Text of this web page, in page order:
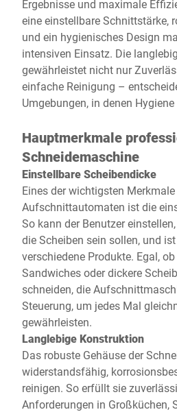
Ergebnisse und maximale
eine einstellbare Schnittstärke,
und ein hygienisches Design
intensiven Einsatz. Die
gewährleistet nicht nur
einfache Reinigung –
Umgebungen, in denen
Hauptmerkmale
Schneidemaschine
Einstellbare Scheibendicke
Eines der wichtigsten
Aufschnittautomaten ist die
So kann der Benutzer
die Scheiben sein sollen, und
verschiedene Produkte. Egal,
Sandwiches oder dickere
schneiden, die
Steuerung, um jedes Mal
gewährleisten.
Langlebige Konstruktion
Das robuste Gehäuse der
widerstandsfähig,
reinigen. So erfüllt sie
Anforderungen in Großküchen,